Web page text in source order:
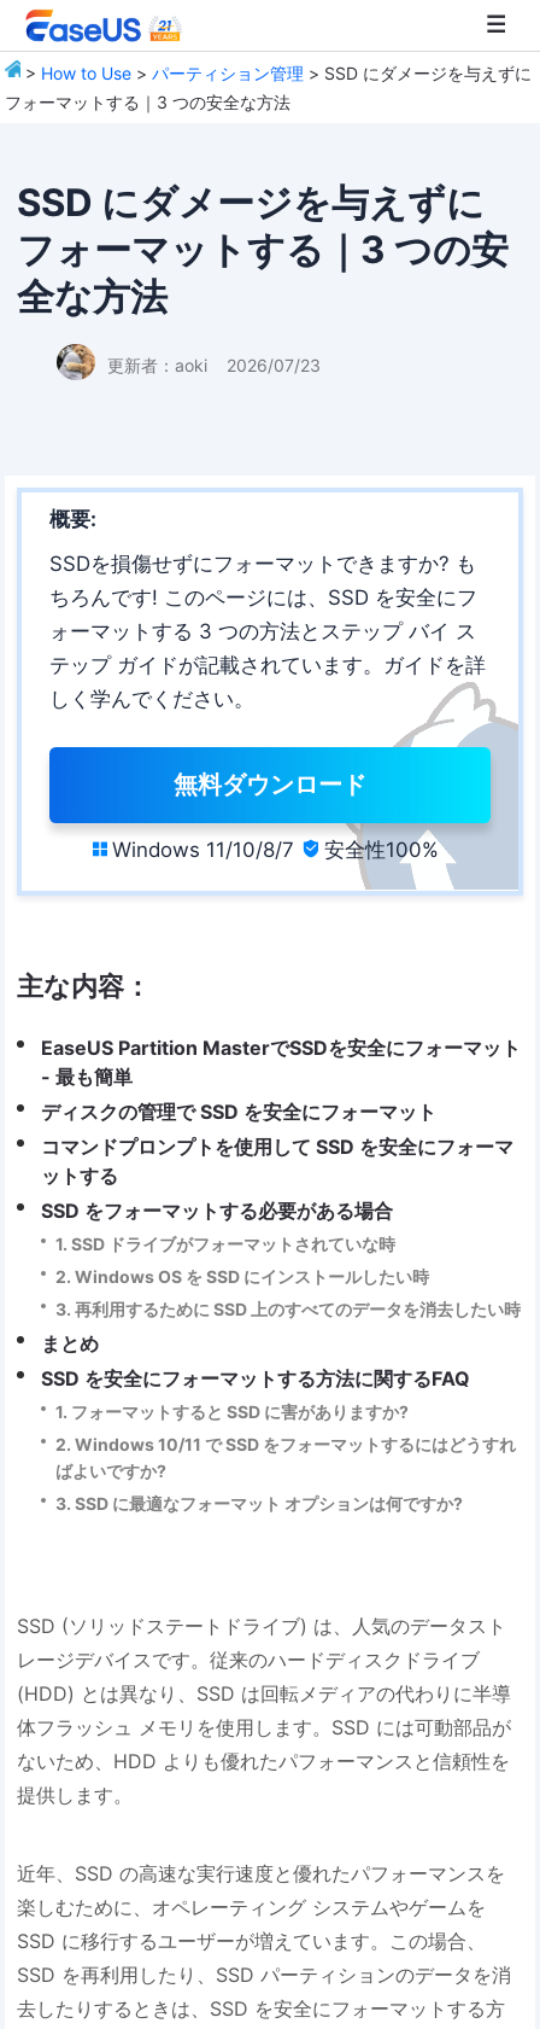
> How to Use >パーティション管理 > SSD にダメージを与えずに
フォーマットする｜3 つの安全な方法
SSD にダメージを与えずに
フォーマットする｜3 つの安
全な方法
更新者： aoki 2026/07/23
概要:
SSDを損傷せずにフォーマットできますか? も
ちろんです! このページには、SSD を安全にフ
ォーマットする 3 つの方法とステップ バイ ス
テップ ガイドが記載されています。ガイドを詳
しく学んでください。
無料ダウンロード
 Windows 11/10/8/7  安全性100%
主な内容：
EaseUS Partition MasterでSSDを安全にフォーマット
- 最も簡単
ディスクの管理で SSD を安全にフォーマット
コマンドプロンプトを使用して SSD を安全にフォーマ
ットする
SSD をフォーマットする必要がある場合
1. SSD ドライブがフォーマットされていな時
2. Windows OS を SSD にインストールしたい時
3. 再利用するために SSD 上のすべてのデータを消去したい時
まとめ
SSD を安全にフォーマットする方法に関するFAQ
1. フォーマットすると SSD に害がありますか?
2. Windows 10/11 で SSD をフォーマットするにはどうすれ
ばよいですか?
3. SSD に最適なフォーマット オプションは何ですか?
SSD (ソリッドステートドライブ) は、人気のデータスト
レージデバイスです。従来のハードディスクドライブ
(HDD) とは異なり、SSD は回転メディアの代わりに半導
体フラッシュ メモリを使用します。SSD には可動部品が
ないため、HDD よりも優れたパフォーマンスと信頼性を
提供します。
近年、SSD の高速な実行速度と優れたパフォーマンスを
楽しむために、オペレーティング システムやゲームを
SSD に移行するユーザーが増えています。この場合、
SSD を再利用したり、SSD パーティションのデータを消
去したりするときは、SSD を安全にフォーマットする方